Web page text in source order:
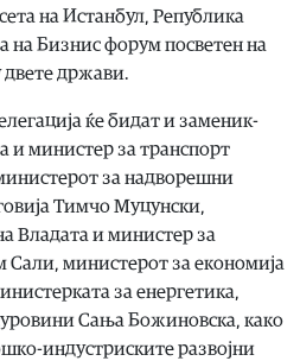
на Истанбул, Република
на Бизнис форум посветен на
двете држави.
ќе бидат и заменик-
и министер за транспорт
за надворешни
Тимчо Муцунски,
Владата и министер за
министерот за економија
за енергетика,
Сања Божиновска, како
индустриските развојни